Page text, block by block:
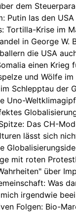
dem
Putin las den
Tortilla-Krise im
in George W.
die USA
einen Krieg
und Wölfe
Schlepptau der
Uno-
Das CH-
lässt sich
mit roten
über
Was
irgendwie
Folgen: Bio-